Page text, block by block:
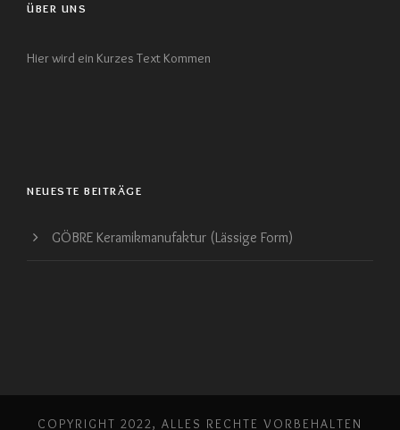
ÜBER UNS
Hier wird ein Kurzes Text Kommen
NEUESTE BEITRÄGE
GÖBRE Keramikmanufaktur (Lässige Form)
COPYRIGHT 2022, ALLES RECHTE VORBEHALTEN